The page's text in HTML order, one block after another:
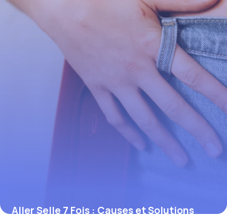
Aller Selle 7 Fois : Causes et Solutions